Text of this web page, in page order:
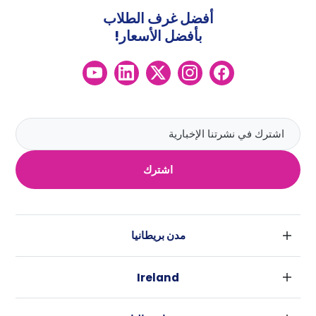
اشترك
أفضل غرف الطلاب
بأفضل الأسعار!
مدن بريطانيا
Ireland